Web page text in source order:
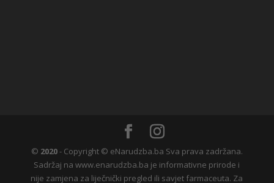
© 2020- Copyright © eNarudzba.ba Sva prava zadržana.
Sadržaj na www.enarudzba.ba je informativne prirode i
nije zamjena za liječnički pregled ili savjet farmaceuta. Za